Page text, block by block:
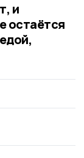
и
остаётся